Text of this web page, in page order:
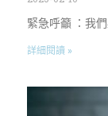
緊急呼籲 ：我
詳細閱讀 »